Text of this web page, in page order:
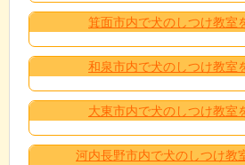
箕面市内で犬のしつけ教室
和泉市内で犬のしつけ教室
大東市内で犬のしつけ教室
河内長野市内で犬のしつけ教